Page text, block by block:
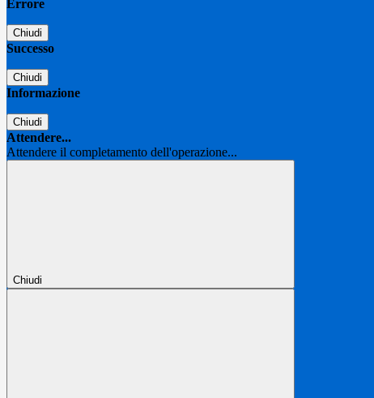
Errore
Chiudi
Successo
Chiudi
Informazione
Chiudi
Attendere...
Attendere il completamento dell'operazione...
Chiudi